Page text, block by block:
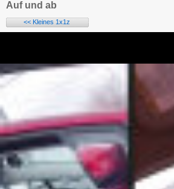
Auf und ab
<< Kleines 1x1z